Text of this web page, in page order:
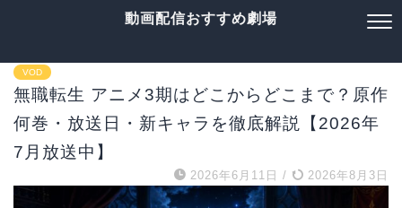
動画配信おすすめ劇場
VOD
無職転生 アニメ3期はどこからどこまで？原作
何巻・放送日・新キャラを徹底解説【2026年
7月放送中】
2026年6月11日 / 2026年8月3日